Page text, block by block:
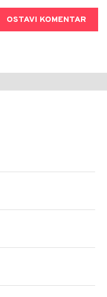
OSTAVI KOMENTAR